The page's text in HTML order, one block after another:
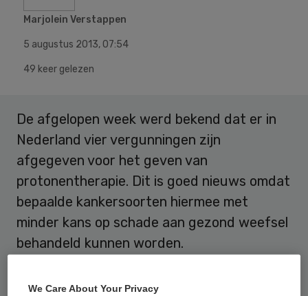
Marjolein Verstappen
5 augustus 2013, 07:54
49 keer gelezen
De afgelopen week werd bekend dat er in
Nederland vier vergunningen zijn
afgegeven voor het geven van
protonentherapie. Dit is goed nieuws omdat
bepaalde kankersoorten hiermee met
minder kans op schade aan gezond weefsel
behandeld kunnen worden.
We Care About Your Privacy